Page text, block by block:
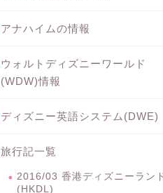
アナハイムの情報
ウォルトディズニーワールド
(WDW)情報
ディズニー英語システム(DWE)
旅行記一覧
2016/03 香港ディズニーラン
(HKDL)